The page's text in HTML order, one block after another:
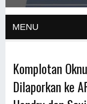
MENU
Komplotan
Dilaporkan ke